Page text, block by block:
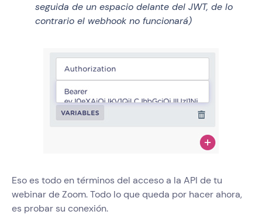
seguida de un espacio delante del JWT, de lo
contrario el webhook no funcionará)
Eso es todo en términos del acceso a la API de tu
webinar de Zoom. Todo lo que queda por hacer ahora,
es probar su conexión.